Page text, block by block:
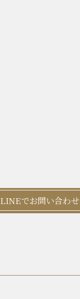
LINEでお問い合わせ